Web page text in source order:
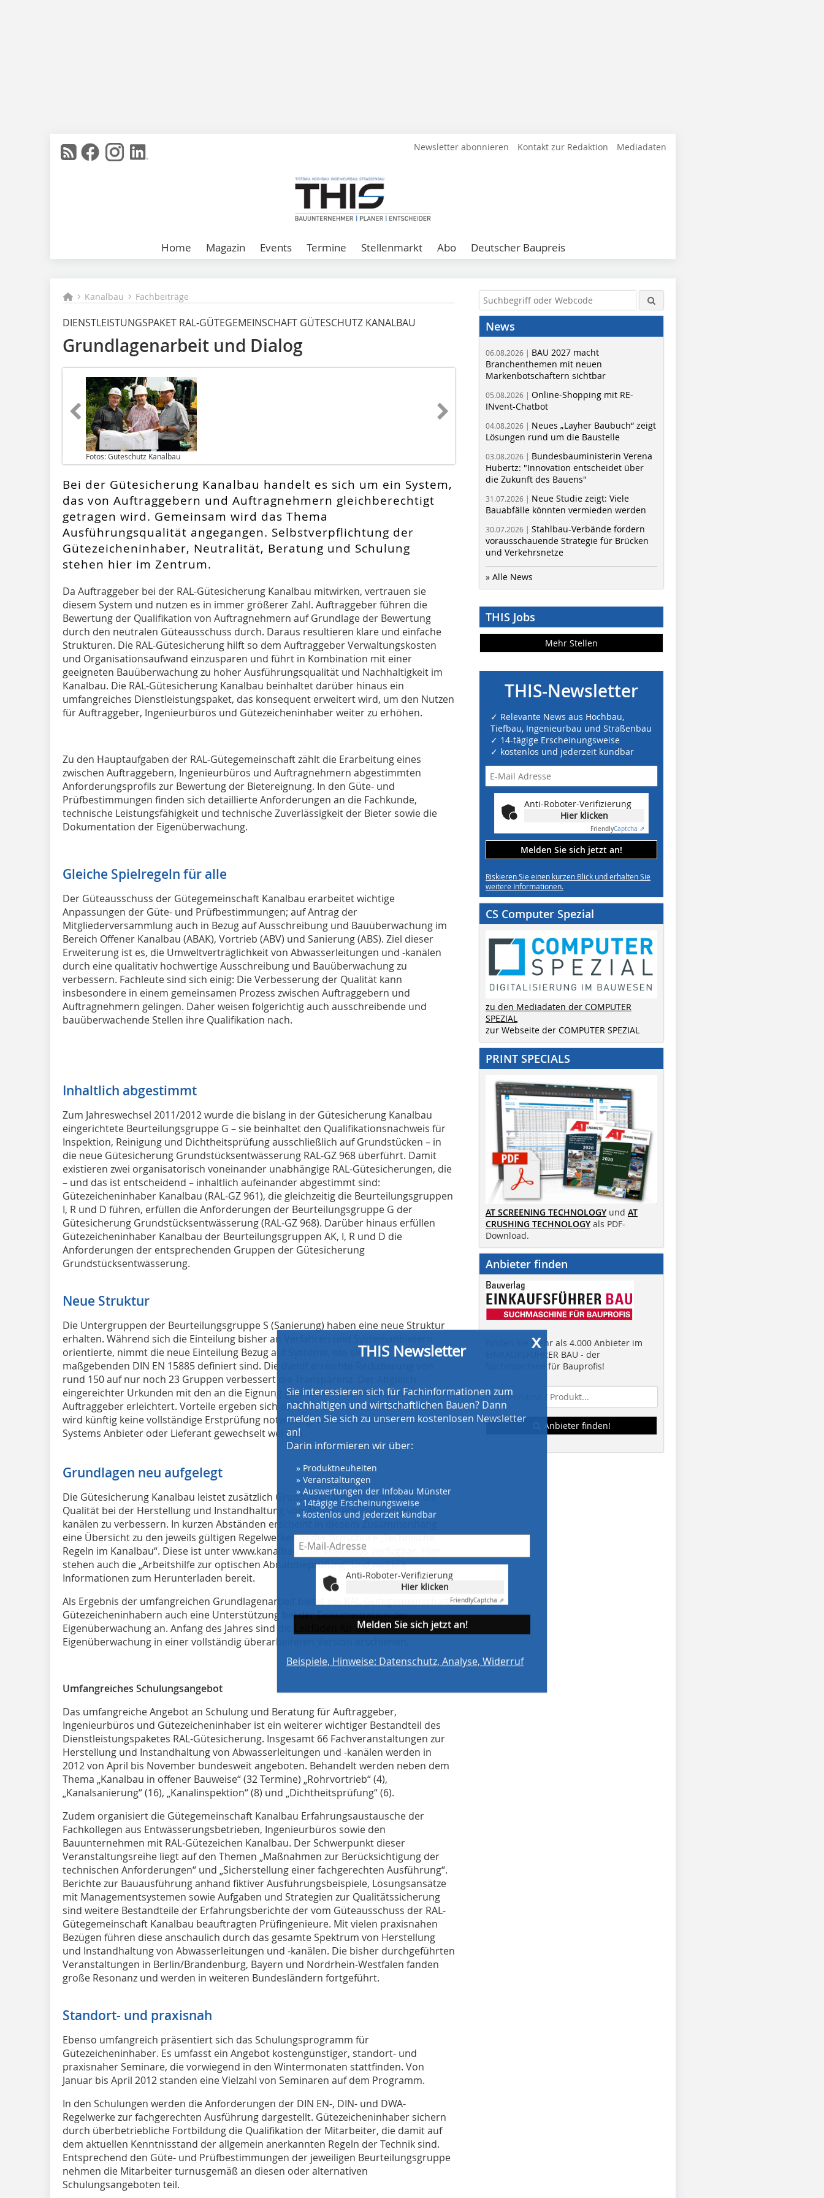
Newsletter abonnieren Kontakt zur Redaktion Mediadaten
Home Magazin Events Termine Stellenmarkt Abo Deutscher Baupreis
Kanalbau Fachbeiträge
DIENSTLEISTUNGSPAKET RAL-GÜTEGEMEINSCHAFT GÜTESCHUTZ KANALBAU
Grundlagenarbeit und Dialog
Fotos: Güteschutz Kanalbau
Bei der Gütesicherung Kanalbau handelt es sich um ein System,
das von Auftraggebern und Auftragnehmern gleichberechtigt
getragen wird. Gemeinsam wird das Thema
Ausführungsqualität angegangen. Selbstverpflichtung der
Gütezeicheninhaber, Neutralität, Beratung und Schulung
stehen hier im Zentrum.
Da Auftraggeber bei der RAL-Gütesicherung Kanalbau mitwirken, vertrauen sie
diesem System und nutzen es in immer größerer Zahl. Auftraggeber führen die
Bewertung der Qualifikation von Auftragnehmern auf Grundlage der Bewertung
durch den neutralen Güteausschuss durch. Daraus resultieren klare und einfache
Strukturen. Die RAL-Gütesicherung hilft so dem Auftraggeber Verwaltungskosten
und Organisationsaufwand einzusparen und führt in Kombination mit einer
geeigneten Bauüberwachung zu hoher Ausführungsqualität und Nachhaltigkeit im
Kanalbau. Die RAL-Gütesicherung Kanalbau beinhaltet darüber hinaus ein
umfangreiches Dienstleistungspaket, das konsequent erweitert wird, um den Nutzen
für Auftraggeber, Ingenieurbüros und Gütezeicheninhaber weiter zu erhöhen.
Zu den Hauptaufgaben der RAL-Gütegemeinschaft zählt die Erarbeitung eines
zwischen Auftraggebern, Ingenieurbüros und Auftragnehmern abgestimmten
Anforderungsprofils zur Bewertung der Bietereignung. In den Güte- und
Prüfbestimmungen finden sich detaillierte Anforderungen an die Fachkunde,
technische Leistungsfähigkeit und technische Zuverlässigkeit der Bieter sowie die
Dokumentation der Eigenüberwachung.
Gleiche Spielregeln für alle
Der Güteausschuss der Gütegemeinschaft Kanalbau erarbeitet wichtige
Anpassungen der Güte- und Prüfbestimmungen; auf Antrag der
Mitgliederversammlung auch in Bezug auf Ausschreibung und Bauüberwachung im
Bereich Offener Kanalbau (ABAK), Vortrieb (ABV) und Sanierung (ABS). Ziel dieser
Erweiterung ist es, die Umweltverträglichkeit von Abwasserleitungen und -kanälen
durch eine qualitativ hochwertige Ausschreibung und Bauüberwachung zu
verbessern. Fachleute sind sich einig: Die Verbesserung der Qualität kann
insbesondere in einem gemeinsamen Prozess zwischen Auftraggebern und
Auftragnehmern gelingen. Daher weisen folgerichtig auch ausschreibende und
bauüberwachende Stellen ihre Qualifikation nach.
Inhaltlich abgestimmt
Zum Jahreswechsel 2011/2012 wurde die bislang in der Gütesicherung Kanalbau
eingerichtete Beurteilungsgruppe G – sie beinhaltet den Qualifikationsnachweis für
Inspektion, Reinigung und Dichtheitsprüfung ausschließlich auf Grundstücken – in
die neue Gütesicherung Grundstücksentwässerung RAL-GZ 968 überführt. Damit
existieren zwei organisatorisch voneinander unabhängige RAL-Gütesicherungen, die
– und das ist entscheidend – inhaltlich aufeinander abgestimmt sind:
Gütezeicheninhaber Kanalbau (RAL-GZ 961), die gleichzeitig die Beurteilungsgruppen
I, R und D führen, erfüllen die Anforderungen der Beurteilungsgruppe G der
Gütesicherung Grundstücksentwässerung (RAL-GZ 968). Darüber hinaus erfüllen
Gütezeicheninhaber Kanalbau der Beurteilungsgruppen AK, I, R und D die
Anforderungen der entsprechenden Gruppen der Gütesicherung
Grundstücksentwässerung.
Neue Struktur
Die Untergruppen der Beurteilungsgruppe S (Sanierung) haben eine neue Struktur
erhalten. Während sich die Einteilung bisher an Verfahren und Systemanbietern
orientierte, nimmt die neue Einteilung Bezug auf Systeme, wie sie in der
maßgebenden DIN EN 15885 definiert sind. Die damit erreichte Reduzierung von
rund 150 auf nur noch 23 Gruppen verbessert die Transparenz. Der Abgleich
eingereichter Urkunden mit den an die Eignung gestellten Anforderungen wird für
Auftraggeber erleichtert. Vorteile ergeben sich auch für die Gütezeicheninhaber: Es
wird künftig keine vollständige Erstprüfung notwendig, wenn innerhalb eines
Systems Anbieter oder Lieferant gewechselt werden.
Grundlagen neu aufgelegt
Die Gütesicherung Kanalbau leistet zusätzlich Grundlagenarbeit mit dem Ziel, die
Qualität bei der Herstellung und Instandhaltung von Abwasserleitungen und -
kanälen zu verbessern. In kurzen Abständen erscheint in diesem Zusammenhang
eine Übersicht zu den jeweils gültigen Regelwerken in der Broschüre „Technische
Regeln im Kanalbau“. Diese ist unter www.kanalbau.com kostenlos verfügbar. Hier
stehen auch die „Arbeitshilfe zur optischen Abnahmeprüfung“ und weitere
Informationen zum Herunterladen bereit.
Als Ergebnis der umfangreichen Grundlagenarbeit bietet die RAL-Gütegemeinschaft
Gütezeicheninhabern auch eine Unterstützung bei der Dokumentation der
Eigenüberwachung an. Anfang des Jahres sind die Leitfäden für die
Eigenüberwachung in einer vollständig überarbeiteten Version erschienen.
Umfangreiches Schulungsangebot
Das umfangreiche Angebot an Schulung und Beratung für Auftraggeber,
Ingenieurbüros und Gütezeicheninhaber ist ein weiterer wichtiger Bestandteil des
Dienstleistungspaketes RAL-Gütesicherung. Insgesamt 66 Fachveranstaltungen zur
Herstellung und Instandhaltung von Abwasserleitungen und -kanälen werden in
2012 von April bis November bundesweit angeboten. Behandelt werden neben dem
Thema „Kanalbau in offener Bauweise“ (32 Termine) „Rohrvortrieb“ (4),
„Kanalsanierung“ (16), „Kanalinspektion“ (8) und „Dichtheitsprüfung“ (6).
Zudem organisiert die Gütegemeinschaft Kanalbau Erfahrungsaustausche der
Fachkollegen aus Entwässerungsbetrieben, Ingenieurbüros sowie den
Bauunternehmen mit RAL-Gütezeichen Kanalbau. Der Schwerpunkt dieser
Veranstaltungsreihe liegt auf den Themen „Maßnahmen zur Berücksichtigung der
technischen Anforderungen“ und „Sicherstellung einer fachgerechten Ausführung“.
Berichte zur Bauausführung anhand fiktiver Ausführungsbeispiele, Lösungsansätze
mit Managementsystemen sowie Aufgaben und Strategien zur Qualitätssicherung
sind weitere Bestandteile der Erfahrungsberichte der vom Güteausschuss der RAL-
Gütegemeinschaft Kanalbau beauftragten Prüfingenieure. Mit vielen praxisnahen
Bezügen führen diese anschaulich durch das gesamte Spektrum von Herstellung
und Instandhaltung von Abwasserleitungen und -kanälen. Die bisher durchgeführten
Veranstaltungen in Berlin/Brandenburg, Bayern und Nordrhein-Westfalen fanden
große Resonanz und werden in weiteren Bundesländern fortgeführt.
Standort- und praxisnah
Ebenso umfangreich präsentiert sich das Schulungsprogramm für
Gütezeicheninhaber. Es umfasst ein Angebot kostengünstiger, standort- und
praxisnaher Seminare, die vorwiegend in den Wintermonaten stattfinden. Von
Januar bis April 2012 standen eine Vielzahl von Seminaren auf dem Programm.
In den Schulungen werden die Anforderungen der DIN EN-, DIN- und DWA-
Regelwerke zur fachgerechten Ausführung dargestellt. Gütezeicheninhaber sichern
durch überbetriebliche Fortbildung die Qualifikation der Mitarbeiter, die damit auf
dem aktuellen Kenntnisstand der allgemein anerkannten Regeln der Technik sind.
Entsprechend den Güte- und Prüfbestimmungen der jeweiligen Beurteilungsgruppe
nehmen die Mitarbeiter turnusgemäß an diesen oder alternativen
Schulungsangeboten teil.
x
THIS Newsletter
Sie interessieren sich für Fachinformationen zum
nachhaltigen und wirtschaftlichen Bauen? Dann
melden Sie sich zu unserem kostenlosen Newsletter
» Produktneuheiten
» Auswertungen der Infobau Münster
Hier klicken
Melden Sie sich jetzt an!
Beispiele, Hinweise: Datenschutz, Analyse, Widerruf
News
06.08.2026 | BAU 2027 macht
Branchenthemen mit neuen
Markenbotschaftern sichtbar
05.08.2026 | Online-Shopping mit RE-
INvent-Chatbot
04.08.2026 | Neues „Layher Baubuch“ zeigt
Lösungen rund um die Baustelle
03.08.2026 | Bundesbauministerin Verena
Hubertz: "Innovation entscheidet über
die Zukunft des Bauens"
31.07.2026 | Neue Studie zeigt: Viele
Bauabfälle könnten vermieden werden
30.07.2026 | Stahlbau-Verbände fordern
vorausschauende Strategie für Brücken
und Verkehrsnetze
» Alle News
THIS Jobs
Mehr Stellen
THIS-Newsletter
✓ Relevante News aus Hochbau,
Tiefbau, Ingenieurbau und Straßenbau
✓ 14-tägige Erscheinungsweise
✓ kostenlos und jederzeit kündbar
Anti-Roboter-Verifizierung
Hier klicken
FriendlyCaptcha ⇗
Melden Sie sich jetzt an!
Riskieren Sie einen kurzen Blick und erhalten Sie
weitere Informationen.
CS Computer Spezial
zu den Mediadaten der COMPUTER
SPEZIAL
zur Webseite der COMPUTER SPEZIAL
PRINT SPECIALS
AT SCREENING TECHNOLOGY und AT
CRUSHING TECHNOLOGY als PDF-
Download.
Anbieter finden
Finden Sie mehr als 4.000 Anbieter im
EINKAUFSFÜHRER BAU - der
Suchmaschine für Bauprofis!
Anbieter finden!